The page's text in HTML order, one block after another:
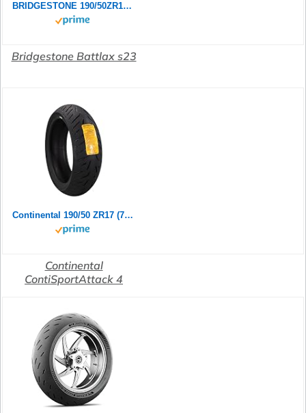
BRIDGESTONE 190/50ZR17 73W S23R BATTLAX
Bridgestone Battlax s23
Continental 190/50 ZR17 (73W) ContiSportAttack 4 M/C Rear Motorradreifen
Continental
ContiSportAttack 4